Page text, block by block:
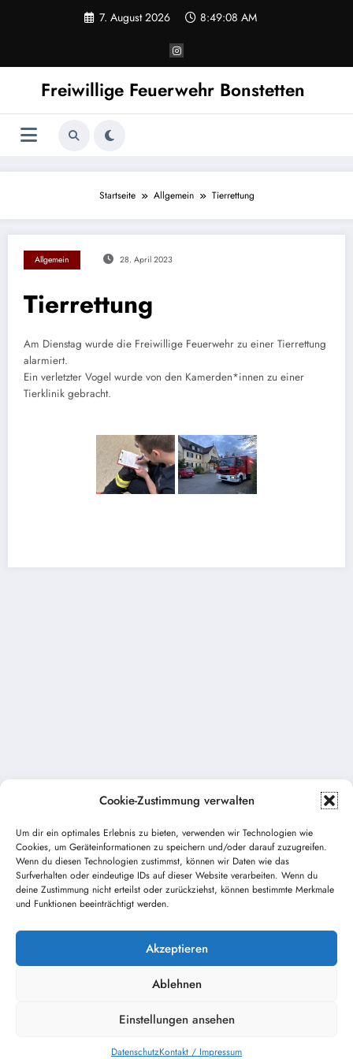
Cookie-Zustimmung verwalten
Um dir ein optimales Erlebnis zu bieten, verwenden wir Technologien wie
Cookies, um Geräteinformationen zu speichern und/oder darauf zuzugreifen.
Wenn du diesen Technologien zustimmst, können wir Daten wie das
Surfverhalten oder eindeutige IDs auf dieser Website verarbeiten. Wenn du
deine Zustimmung nicht erteilst oder zurückziehst, können bestimmte Merkmale
und Funktionen beeinträchtigt werden.
Akzeptieren
Ablehnen
Einstellungen ansehen
DatenschutzKontakt / Impressum
7. August 2026 8:49:08 AM
Freiwillige Feuerwehr Bonstetten
Startseite Allgemein Tierrettung
Allgemein 28. April 2023
Tierrettung
Am Dienstag wurde die Freiwillige Feuerwehr zu einer Tierrettung
alarmiert.
Ein verletzter Vogel wurde von den Kamerden*innen zu einer
Tierklinik gebracht.
Vorheriger Beitrag
Erfolgreicher Truppführerlehrgang in Welden
Jugendwerbung am 25.03.2023
Kontakt / Impressum
Datenschutz
NewsBlogger - Magazin und BlogWordPressTheme 2026 | Präsentiert von